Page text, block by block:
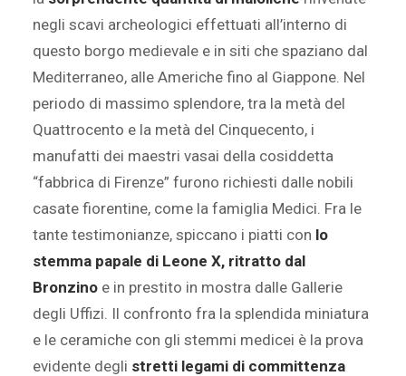
negli scavi archeologici effettuati all’interno di
questo borgo medievale e in siti che spaziano dal
Mediterraneo, alle Americhe fino al Giappone. Nel
periodo di massimo splendore, tra la metà del
Quattrocento e la metà del Cinquecento, i
manufatti dei maestri vasai della cosiddetta
“fabbrica di Firenze” furono richiesti dalle nobili
casate fiorentine, come la famiglia Medici. Fra le
tante testimonianze, spiccano i piatti con lo
stemma papale di Leone X, ritratto dal
Bronzino e in prestito in mostra dalle Gallerie
degli Uffizi. Il confronto fra la splendida miniatura
e le ceramiche con gli stemmi medicei è la prova
evidente degli stretti legami di committenza